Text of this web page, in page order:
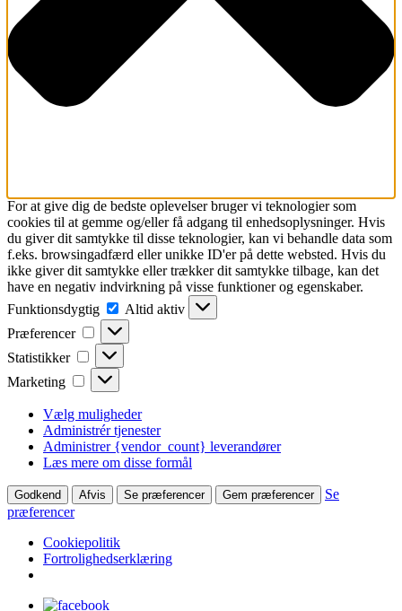
For at give dig de bedste oplevelser bruger vi teknologier som
cookies til at gemme og/eller få adgang til enhedsoplysninger. Hvis
du giver dit samtykke til disse teknologier, kan vi behandle data som
f.eks. browsingadfærd eller unikke ID'er på dette websted. Hvis du
ikke giver dit samtykke eller trækker dit samtykke tilbage, kan det
have en negativ indvirkning på visse funktioner og egenskaber.
Funktionsdygtig
Funktionsdygtig
Altid aktiv
Præferencer
Præferencer
Statistikker Statistikker
Marketing Marketing
Vælg muligheder
Administrér tjenester
Administrer {vendor_count} leverandører
Læs mere om disse formål
Godkend Afvis Se præferencer Gem præferencer
Se
præferencer
Cookiepolitik
Fortrolighedserklæring